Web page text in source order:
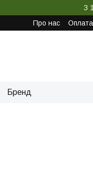
З
Про нас
Оплата
Бренд